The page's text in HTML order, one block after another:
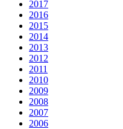
2017
2016
2015
2014
2013
2012
2011
2010
2009
2008
2007
2006